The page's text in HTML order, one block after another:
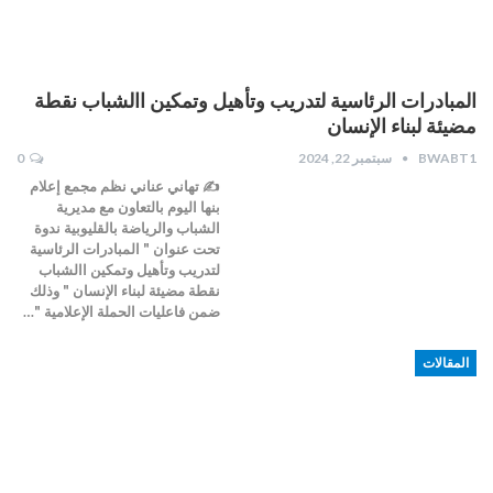
المبادرات الرئاسية لتدريب وتأهيل وتمكين االشباب نقطة
مضيئة لبناء الإنسان
BWABT1 سبتمبر 22, 2024 0
✍️ تهاني عناني نظم مجمع إعلام
بنها اليوم بالتعاون مع مديرية
الشباب والرياضة بالقليوبية ندوة
تحت عنوان " المبادرات الرئاسية
لتدريب وتأهيل وتمكين االشباب
نقطة مضيئة لبناء الإنسان " وذلك
ضمن فاعليات الحملة الإعلامية "…
المقالات